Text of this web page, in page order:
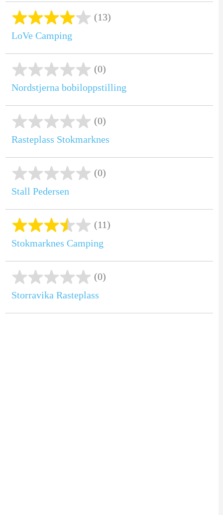
(13)
LoVe Camping
(0)
Nordstjerna bobiloppstilling
(0)
Rasteplass Stokmarknes
(0)
Stall Pedersen
(11)
Stokmarknes Camping
(0)
Storravika Rasteplass